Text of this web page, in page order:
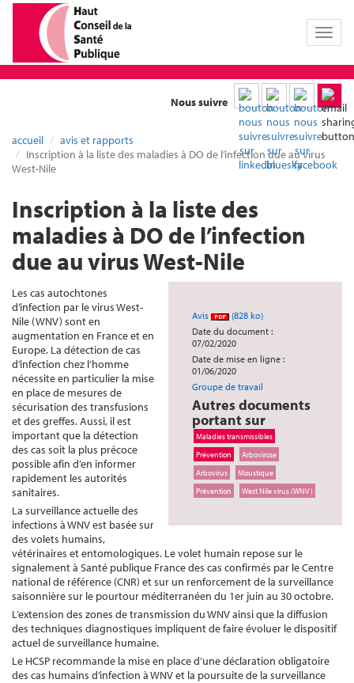
Toggle
Nous suivre
accueil
avis et rapports
Inscription à la liste des maladies à DO de l’infection due au virus
West-Nile
Inscription à la liste des
maladies à DO de l’infection
due au virus West-Nile
Avis
(828 ko)
Date du document :
07/02/2020
Date de mise en ligne :
01/06/2020
Groupe de travail
Autres documents
portant sur
Maladies transmissibles
Prévention
Arbovirose
Arbovirus
Moustique
Prévention
West Nile virus (WNV)
Les cas autochtones
d’infection par le virus West-
Nile (WNV) sont en
augmentation en France et en
Europe. La détection de cas
d’infection chez l’homme
nécessite en particulier la mise
en place de mesures de
sécurisation des transfusions
et des greffes. Aussi, il est
important que la détection
des cas soit la plus précoce
possible afin d’en informer
rapidement les autorités
sanitaires.
La surveillance actuelle des
infections à WNV est basée sur
des volets humains,
vétérinaires et entomologiques. Le volet humain repose sur le
signalement à Santé publique France des cas confirmés par le Centre
national de référence (CNR) et sur un renforcement de la surveillance
saisonnière sur le pourtour méditerranéen du 1er juin au 30 octobre.
L’extension des zones de transmission du WNV ainsi que la diffusion
des techniques diagnostiques impliquent de faire évoluer le dispositif
actuel de surveillance humaine.
Le HCSP recommande la mise en place d’une déclaration obligatoire
des cas humains d’infection à WNV et la poursuite de la surveillance